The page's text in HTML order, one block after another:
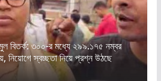
বিতর্ক: ৩০০-র মধ্যে ২৯৯.১৭৫ নম্বর
নিয়োগে স্বচ্ছতা নিয়ে প্রশ্ন উঠছে